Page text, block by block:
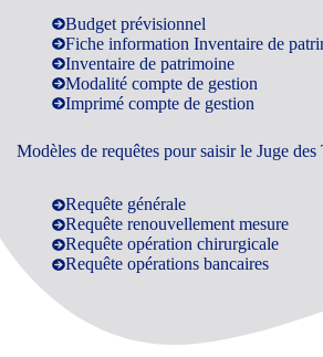
Budget prévisionnel
Fiche information Inventaire de
Inventaire de patrimoine
Modalité compte de gestion
Imprimé compte de gestion
Modèles de requêtes pour saisir le Juge des
Requête générale
Requête renouvellement mesure
Requête opération chirurgicale
Requête opérations bancaires